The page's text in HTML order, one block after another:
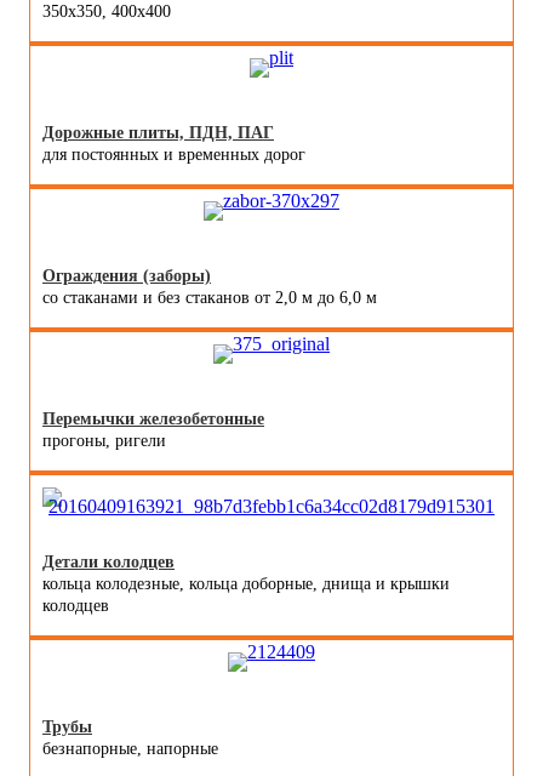
350x350, 400х400
Дорожные плиты, ПДН, ПАГ
для постоянных и временных дорог
Ограждения (заборы)
со стаканами и без стаканов от 2,0 м до 6,0 м
Перемычки железобетонные
прогоны, ригели
Детали колодцев
кольца колодезные, кольца доборные, днища и крышки
колодцев
Трубы
безнапорные, напорные